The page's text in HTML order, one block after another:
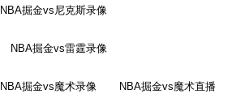
NBA掘金vs尼克斯录像
NBA掘金vs雷霆录像
NBA掘金vs魔术录像 NBA掘金vs魔术直播